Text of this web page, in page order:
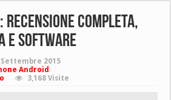
recensione completa,
e software
Settembre 2015
Android
3,168 Visite